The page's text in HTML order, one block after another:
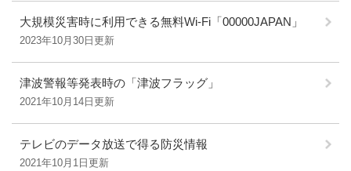
大規模災害時に利用できる無料Wi-Fi「00000JAPAN」
2023年10月30日更新
津波警報等発表時の「津波フラッグ」
2021年10月14日更新
テレビのデータ放送で得る防災情報
2021年10月1日更新